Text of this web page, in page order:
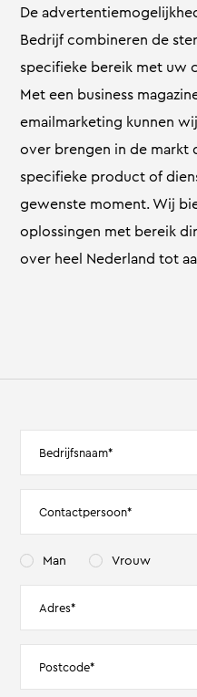
De
Bedrijf combineren de
specifieke bereik met uw
Met een business
emailmarketing kunnen
over brengen in de
specifieke product of
gewenste moment. Wij
oplossingen met bereik
over heel Nederland tot
Man Vrouw